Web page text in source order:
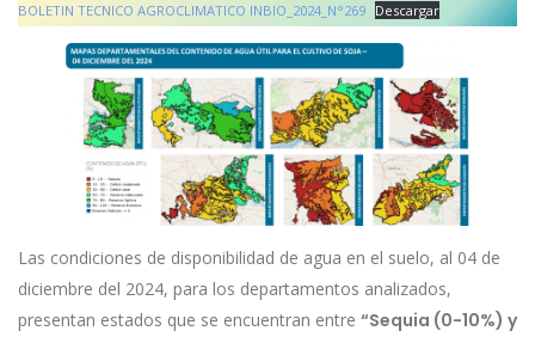
BOLETIN TECNICO AGROCLIMATICO INBIO_2024_N°269 Descargar
Las condiciones de disponibilidad de agua en el suelo, al 04 de
diciembre del 2024, para los departamentos analizados,
presentan estados que se encuentran entre “Sequia (0-10%) y